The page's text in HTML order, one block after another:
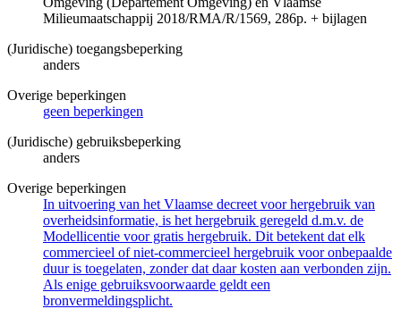
Milieumaatschappij 2018/RMA/R/1569, 286p. + bijlagen
(Juridische) toegangsbeperking
anders
Overige beperkingen
geen beperkingen
(Juridische) gebruiksbeperking
anders
Overige beperkingen
In uitvoering van het Vlaamse decreet voor hergebruik van
overheidsinformatie, is het hergebruik geregeld d.m.v. de
Modellicentie voor gratis hergebruik. Dit betekent dat elk
commercieel of niet-commercieel hergebruik voor onbepaalde
duur is toegelaten, zonder dat daar kosten aan verbonden zijn.
Als enige gebruiksvoorwaarde geldt een
bronvermeldingsplicht.